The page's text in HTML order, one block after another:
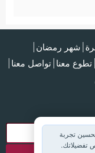
شهر رمضان
تطوع معنا تواصل معنا
تجربة
تفضيلاتك.